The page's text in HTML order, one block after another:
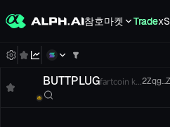
참호마켓 Trade
BUTTPLUGfartcoin k...